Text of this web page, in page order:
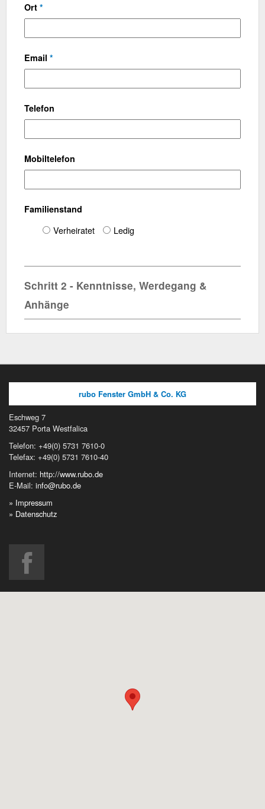
Ort *
Email *
Telefon
Mobiltelefon
Familienstand
Verheiratet Ledig
Schritt 2 - Kenntnisse, Werdegang &
Anhänge
rubo Fenster GmbH & Co. KG
Eschweg 7
32457 Porta Westfalica
Telefon: +49(0) 5731 7610-0
Telefax: +49(0) 5731 7610-40
Internet: http://www.rubo.de
E-Mail: info@rubo.de
» Impressum
» Datenschutz